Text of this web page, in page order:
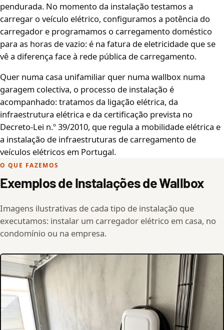
pendurada. No momento da instalação testamos a
carregar o veículo elétrico, configuramos a potência do
carregador e programamos o carregamento doméstico
para as horas de vazio: é na fatura de eletricidade que se
vê a diferença face à rede pública de carregamento.
Quer numa casa unifamiliar quer numa wallbox numa
garagem colectiva, o processo de instalação é
acompanhado: tratamos da ligação elétrica, da
infraestrutura elétrica e da certificação prevista no
Decreto-Lei n.º 39/2010, que regula a mobilidade elétrica e
a instalação de infraestruturas de carregamento de
veículos elétricos em Portugal.
O QUE FAZEMOS
Exemplos de Instalações de Wallbox
Imagens ilustrativas de cada tipo de instalação que
executamos: instalar um carregador elétrico em casa, no
condomínio ou na empresa.